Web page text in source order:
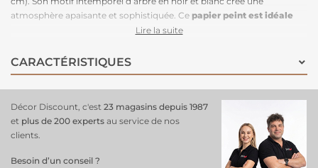
atmosphère apaisante et sophistiquée. Ce papier peint est idéale
ou un bureau au style moderne et épuré. Facile à
installation rapide et propre. Grâce à son raccordable à l’infini, il
permet de recouvrir de grandes surfaces sans interruption visuelle,
et minimaliste pour une décoration unique !
Lire la suite
CARACTÉRISTIQUES
Décor Discount, c'est 23 magasins depuis 1987
et plus de 200 experts au service de nos
clients.
Besoin d’un conseil ?